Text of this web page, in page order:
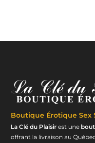
Boutique Érotique Sex
La Clé du Plaisir est une
offrant la livraison au